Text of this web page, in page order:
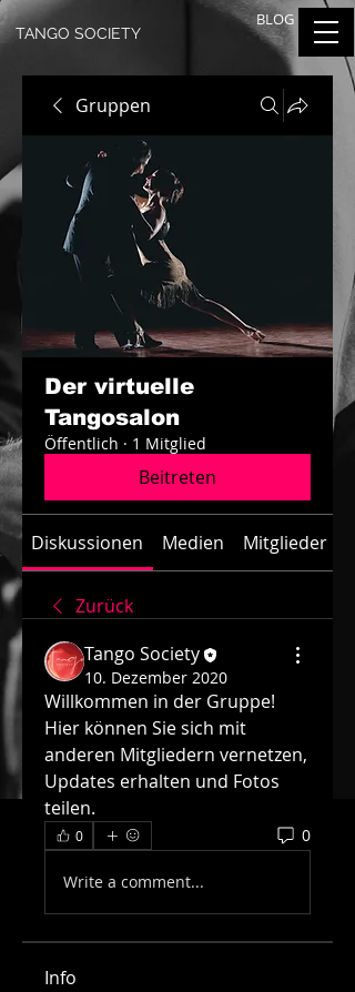
BLOG
TANGO SOCIETY
Gruppen
Der virtuelle
Tangosalon
Öffentlich · 1 Mitglied
Beitreten
Diskussionen Medien Mitglieder
Zurück
Tango Society
10. Dezember 2020
Willkommen in der Gruppe!
Hier können Sie sich mit
anderen Mitgliedern vernetzen,
Updates erhalten und Fotos
teilen.
0 0
Write a comment...
Info